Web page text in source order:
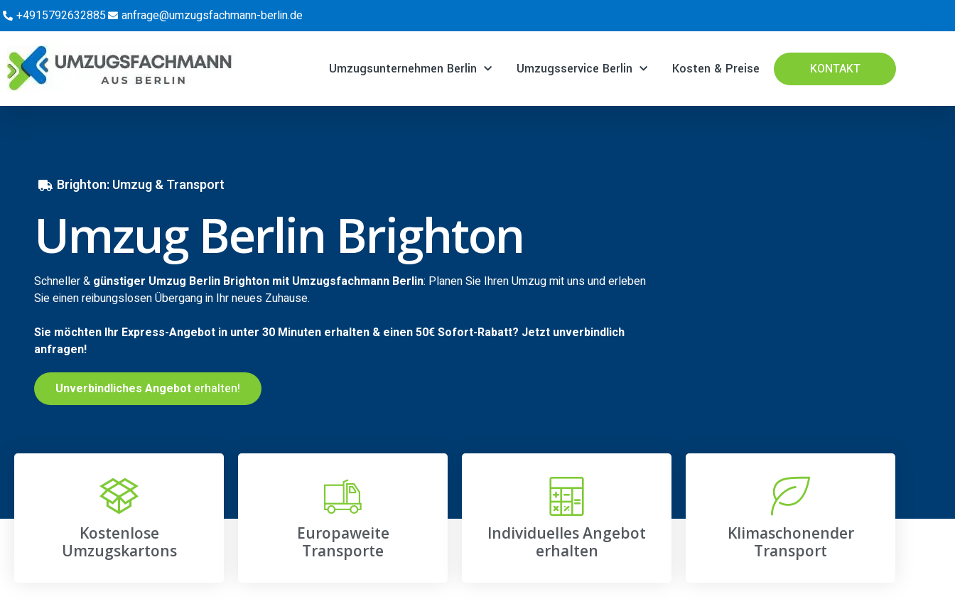
+4915792632885 anfrage@umzugsfachmann-berlin.de
Umzugsunternehmen Berlin Umzugsservice Berlin Kosten & Preise KONTAKT
Brighton: Umzug & Transport
Umzug Berlin Brighton
Schneller & günstiger Umzug Berlin Brighton mit Umzugsfachmann Berlin: Planen Sie Ihren Umzug mit uns und erleben
Sie einen reibungslosen Übergang in Ihr neues Zuhause.
Sie möchten Ihr Express-Angebot in unter 30 Minuten erhalten & einen50€Sofort-Rabatt? Jetzt unverbindlich
anfragen!
Unverbindliches Angebot erhalten!
Kostenlose
Umzugskartons
Europaweite
Transporte
Individuelles Angebot
erhalten
Klimaschonender
Transport